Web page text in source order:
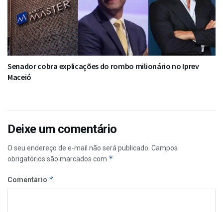
Senador cobra explicações do rombo milionário no Iprev
Maceió
Deixe um comentário
O seu endereço de e-mail não será publicado. Campos
obrigatórios são marcados com *
Comentário *